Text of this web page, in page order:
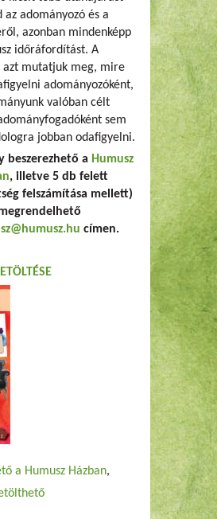
adományozó és a
azonban mindenképp
időráfordítást. A
azt mutatjuk meg, mire
adományozóként,
valóban célt
sem
jobban odafigyelni.
beszerezhető a Humusz
, illetve 5 db felett
felszámítása mellett)
címen.
a Humusz Házban